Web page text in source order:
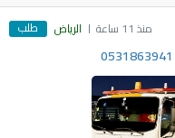
منذ 11 ساعة الرياض طلب